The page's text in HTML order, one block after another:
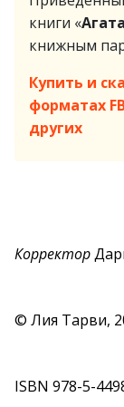
книги «
книжным
Купить и
форматах
других
Корректор
© Лия Тарви,
ISBN 978-5-